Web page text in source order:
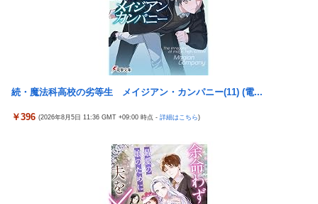
【速報】ジャンポケ斎藤、求刑7年で逝く。実刑確実か
海外「世界で日本を死守するぞ！」 日本の消防署を訪れたちびっ
子集団が世界をメロメロに
海外「全部日本の真似だったのか…」 日本の普通のテレビ番組が
ｗ
トランプ大統領「日本が助けを求めてきた！」
内閣広報官「高市総理が避難所を３分しか視察しなかったなんて
デマ！50分いたぞ😡」 →事実上の視察は数分で正解
韓国人の対日好感度が過去最高に、「ノージャパン」は終わっ
【朗報】最新台「eエデンズゼロ」わずか1時間48分で一撃9万
5000発コンプリートを達成してしまうｗ 究極LT期待出玉2万発
超えの現行最強スペックは伊達じゃないな…
近所のコープにいる爺さん、隙あらば「他人のカゴ」に商品を入
←ワイ「五万負けてます」
【艦これ】みんなもう終わってそうだから聞くんだけど E3-2って
サブの穴が空いてないダイハツ駆逐並べて 高速＋とかしてるとア
続・魔法科高校の劣等生 メイジアン・カンパニー(11) (電...
￥396 (2026年8月5日 11:36 GMT +09:00 時点 - 詳細はこちら)